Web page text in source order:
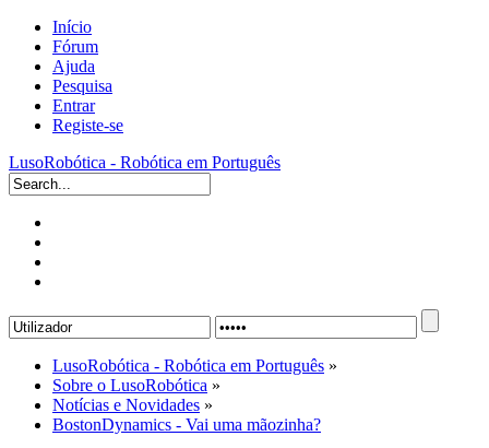
Início
Fórum
Ajuda
Pesquisa
Entrar
Registe-se
LusoRobótica - Robótica em Português
LusoRobótica - Robótica em Português »
Sobre o LusoRobótica »
Notícias e Novidades »
BostonDynamics - Vai uma mãozinha?